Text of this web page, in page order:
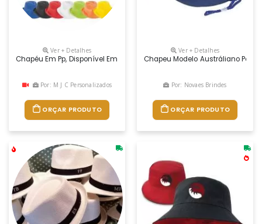
Ver + Detalhes
Chapéu Em Pp, Disponível Em Várias Cores. Fita Não Incluída.
Por: M J C Personalizados
ORÇAR PRODUTO
Ver + Detalhes
Chapeu Modelo Austráliano
Por: Novaes Brindes
ORÇAR PRODUTO